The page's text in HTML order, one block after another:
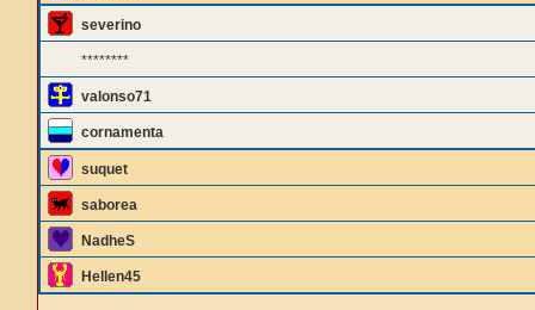
severino
********
valonso71
cornamenta
suquet
saborea
NadheS
Hellen45